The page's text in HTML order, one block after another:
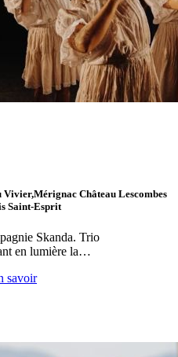
Château Lescombes
Saint-Esprit
Skanda. Trio
en lumière la…
savoir